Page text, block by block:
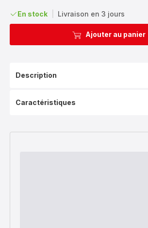
En stock Livraison en 3 jours
Ajouter au panier
Description
Caractéristiques